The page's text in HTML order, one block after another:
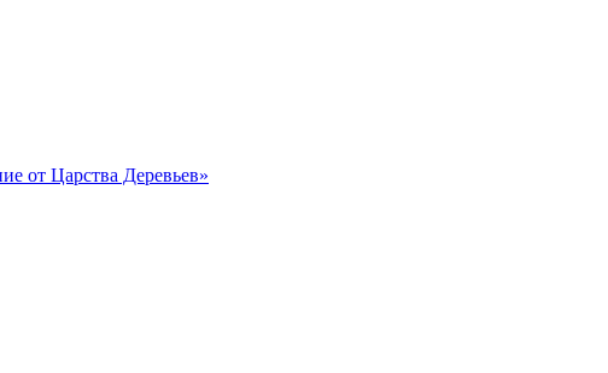
от Царства Деревьев»